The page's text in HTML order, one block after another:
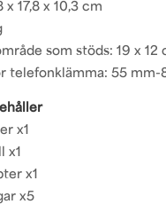
x 17,8 x 10,3 cm
som stöds: 19 x 12
telefonklämma: 55 mm-
x1
x1
x1
x5